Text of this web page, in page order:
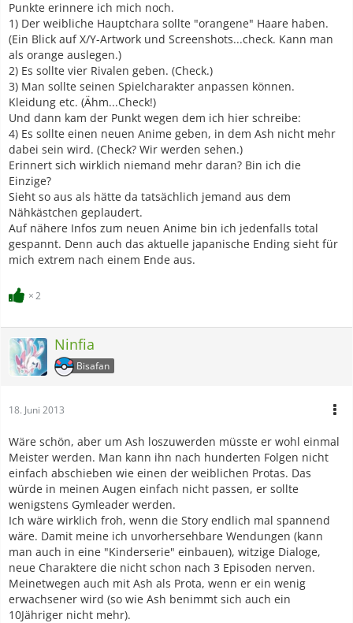
Punkte erinnere ich mich noch.
1) Der weibliche Hauptchara sollte "orangene" Haare haben.
(Ein Blick auf X/Y-Artwork und Screenshots...check. Kann man
als orange auslegen.)
2) Es sollte vier Rivalen geben. (Check.)
3) Man sollte seinen Spielcharakter anpassen können.
Kleidung etc. (Ähm...Check!)
Und dann kam der Punkt wegen dem ich hier schreibe:
4) Es sollte einen neuen Anime geben, in dem Ash nicht mehr
dabei sein wird. (Check? Wir werden sehen.)
Erinnert sich wirklich niemand mehr daran? Bin ich die
Einzige?
Sieht so aus als hätte da tatsächlich jemand aus dem
Nähkästchen geplaudert.
Auf nähere Infos zum neuen Anime bin ich jedenfalls total
gespannt. Denn auch das aktuelle japanische Ending sieht für
mich extrem nach einem Ende aus.
2
Ninfia
Bisafan
18. Juni 2013
Wäre schön, aber um Ash loszuwerden müsste er wohl einmal
Meister werden. Man kann ihn nach hunderten Folgen nicht
einfach abschieben wie einen der weiblichen Protas. Das
würde in meinen Augen einfach nicht passen, er sollte
wenigstens Gymleader werden.
Ich wäre wirklich froh, wenn die Story endlich mal spannend
wäre. Damit meine ich unvorhersehbare Wendungen (kann
man auch in eine "Kinderserie" einbauen), witzige Dialoge,
neue Charaktere die nicht schon nach 3 Episoden nerven.
Meinetwegen auch mit Ash als Prota, wenn er ein wenig
erwachsener wird (so wie Ash benimmt sich auch ein
10Jähriger nicht mehr).